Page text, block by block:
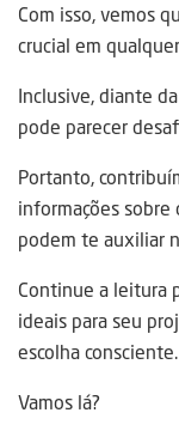
Com isso, vemos
crucial em
Inclusive, diante
pode parecer
Portanto,
informações sobre
podem te auxiliar
Continue a leitura
ideais para seu
escolha consciente.
Vamos lá?